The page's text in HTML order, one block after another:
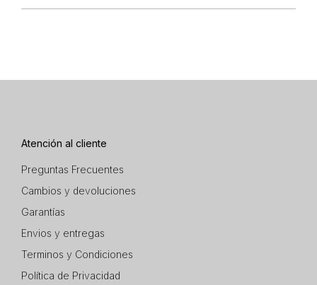
Atención al cliente
Preguntas Frecuentes
Cambios y devoluciones
Garantías
Envios y entregas
Terminos y Condiciones
Política de Privacidad